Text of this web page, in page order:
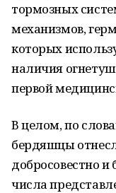
тормозных
механизмов,
которых
наличия
первой
В целом, по
бердяшцы
добросовестно и
числа